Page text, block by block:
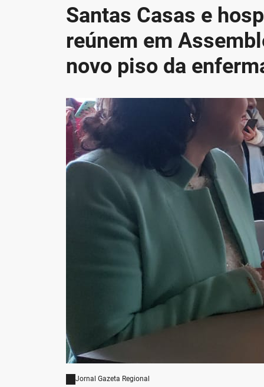
Santas Casas e
reúnem em
novo piso da
Jornal Gazeta Regional